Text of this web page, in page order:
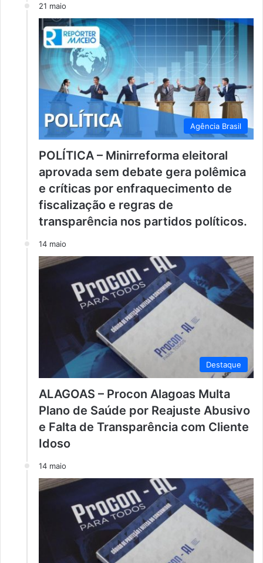
21 maio
Agência Brasil
POLÍTICA – Minirreforma eleitoral
aprovada sem debate gera polêmica
e críticas por enfraquecimento de
fiscalização e regras de
transparência nos partidos políticos.
14 maio
Destaque
ALAGOAS – Procon Alagoas Multa
Plano de Saúde por Reajuste Abusivo
e Falta de Transparência com Cliente
Idoso
14 maio